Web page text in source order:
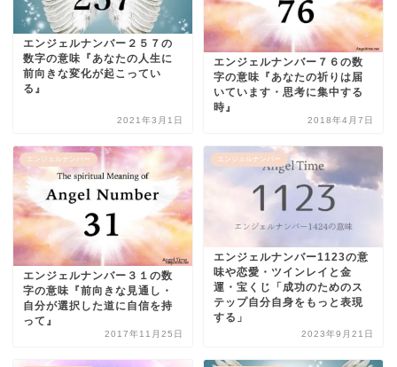
エンジェルナンバー２５７の
数字の意味『あなたの人生に
前向きな変化が起こってい
る』
2021年3月1日
エンジェルナンバー７６の数
字の意味『あなたの祈りは届
いています・思考に集中する
時』
2018年4月7日
エンジェルナンバー
エンジェルナンバー３１の数
字の意味『前向きな見通し・
自分が選択した道に自信を持
って』
2017年11月25日
エンジェルナンバー
エンジェルナンバー1123の意
味や恋愛・ツインレイと金
運・宝くじ「成功のためのス
テップ自分自身をもっと表現
する」
2023年9月21日